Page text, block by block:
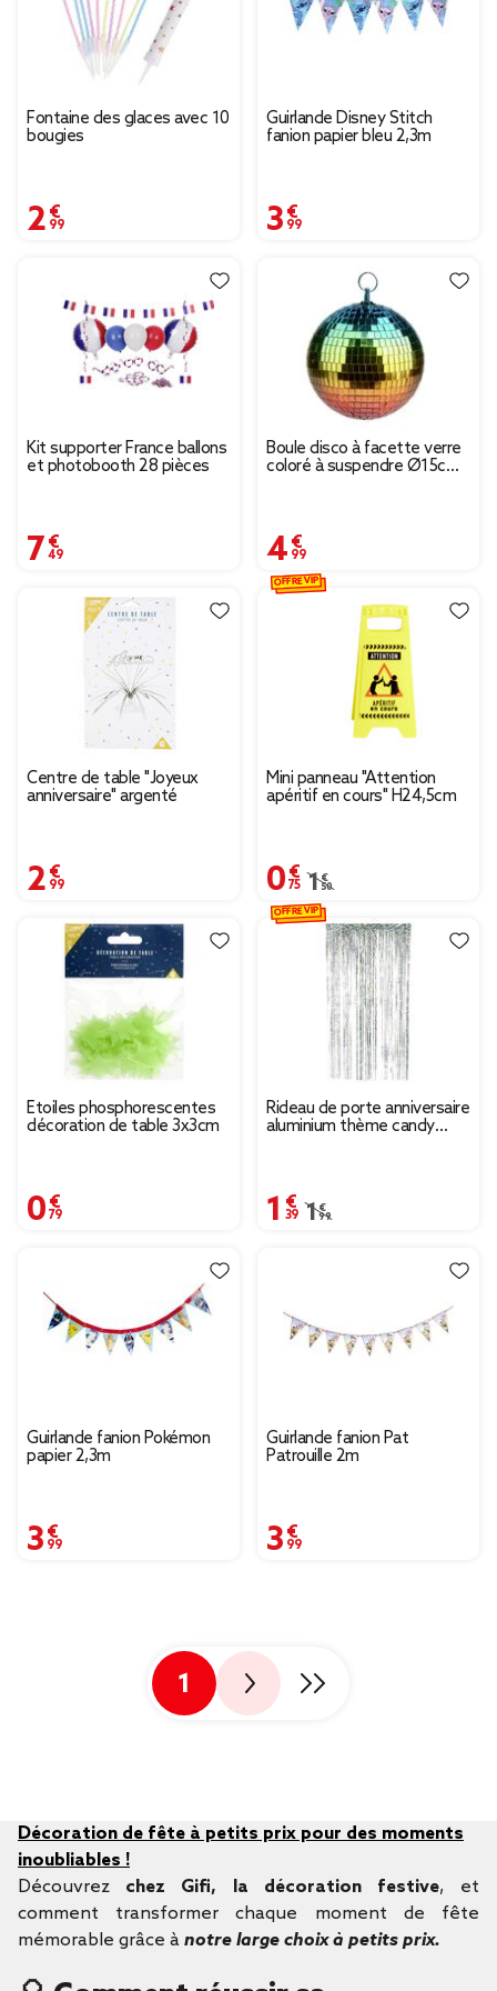
Fontaine des glaces avec 10
bougies
2,99 €
Guirlande Disney Stitch
fanion papier bleu 2,3m
3,99 €
Kit supporter France ballons
et photobooth 28 pièces
7,49 €
Boule disco à facette verre
coloré à suspendre Ø15cm
4,99 €
Centre de table "Joyeux
anniversaire" argenté
2,99 €
Mini panneau "Attention
apéritif en cours" H24,5cm
0,75 €
Prix remisé de 1,50 €
1,50 €
OFFRE VIP
Étoiles phosphorescentes
décoration de table 3x3cm
0,79 €
Rideau de porte anniversaire
aluminium thème candy
1,39 €
Prix remisé de 1,99 € à
1,99 €
OFFRE VIP
Guirlande fanion Pokémon
papier 2,3m
3,99 €
Guirlande fanion Pat
Patrouille 2m
3,99 €
1
Décoration de fête à petits prix pour des moments
inoubliables !
Découvrez chez Gifi, la décoration festive, et
comment transformer chaque moment de fête
mémorable grâce à notre large choix à petits prix.